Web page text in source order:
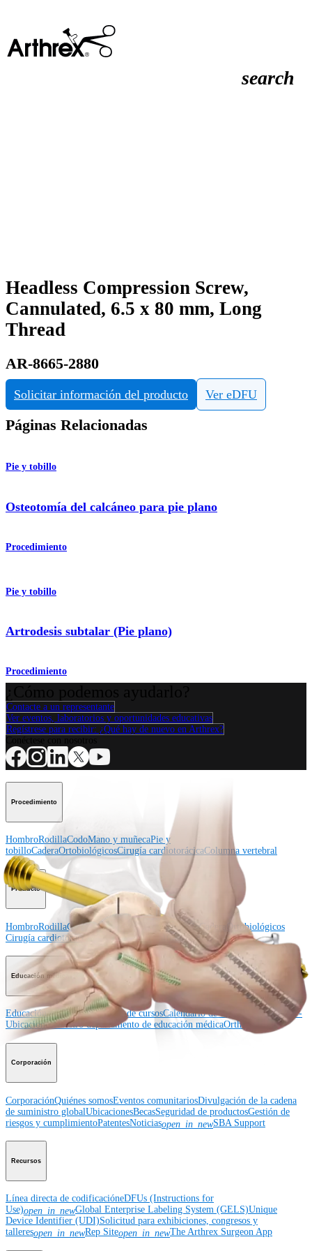
search
Headless Compression Screw,
Cannulated, 6.5 x 80 mm, Long
Thread
AR-8665-2880
Solicitar información del producto Ver eDFU
Páginas Relacionadas
Pie y tobillo
Osteotomía del calcáneo para pie plano
Procedimiento
Pie y tobillo
Artrodesis subtalar (Pie plano)
Procedimiento
Contacte a un representante
Ver eventos, laboratorios y oportunidades educativas
Regístrese para recibir: ¿Qué hay de nuevo en Arthrex?
Procedimiento
HombroRodillaCodoMano y muñecaPie y
tobilloCaderaOrtobiológicosCirugía cardiotorácicaColumna vertebral
Producto
HombroRodillaCodoMano y muñeca Pie y tobilloCadera
Ortobiológicos
Cirugía cardiotorácica Columna vertebralImagen y resección
Educación médica
Educación médicaDescripción de cursosCalendario de cursos
ArthroLab™ -
UbicacionesNuestro departamento de educación médicaOrthoPedia
Corporación
CorporaciónQuiénes somosEventos comunitariosDivulgación de la cadena
de suministro globalUbicacionesBecasSeguridad de productosGestión de
riesgos y cumplimientoPatentesNoticiasopen_in_newSBA Support
Recursos
Línea directa de codificacióneDFUs (Instructions for
Use)open_in_newGlobal Enterprise Labeling System (GELS)Unique
Device Identifier (UDI)Solicitud para exhibiciones, congresos y
talleresopen_in_newRep Siteopen_in_newThe Arthrex Surgeon App